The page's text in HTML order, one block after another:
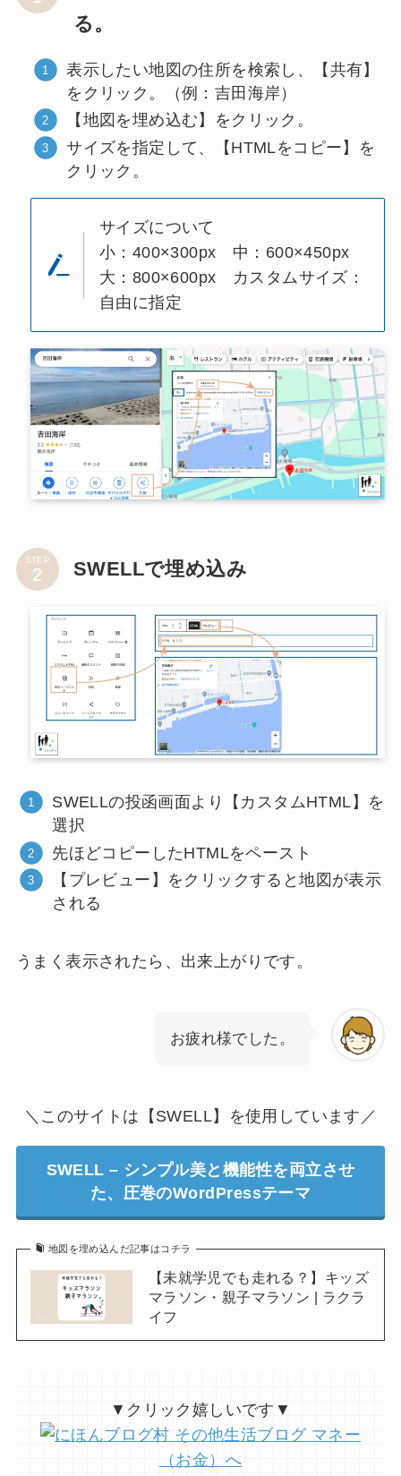
る。
表示したい地図の住所を検索し、【共有】
をクリック。（例：吉田海岸）
【地図を埋め込む】をクリック。
サイズを指定して、【HTMLをコピー】を
クリック。
サイズについて
小：400×300px 中：600×450px
大：800×600px カスタムサイズ：
自由に指定
STEP SWELLで埋め込み
SWELLの投函画面より【カスタムHTML】を
選択
先ほどコピーしたHTMLをペースト
【プレビュー】をクリックすると地図が表示
される
うまく表示されたら、出来上がりです。
お疲れ様でした。
＼このサイトは【SWELL】を使用しています／
SWELL – シンプル美と機能性を両立させ
た、圧巻のWordPressテーマ
地図を埋め込んだ記事はコチラ
【未就学児でも走れる？】キッズ
マラソン・親子マラソン | ラクラ
イフ
▼クリック嬉しいです▼